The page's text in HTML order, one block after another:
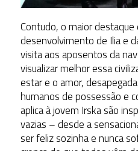
Contudo, o maior
desenvolvimento de Ilia e
visita aos aposentos da
visualizar melhor essa
estar e o amor,
humanos de possessão e
aplica à jovem Irska são
vazias – desde a
ser feliz sozinha e nunca